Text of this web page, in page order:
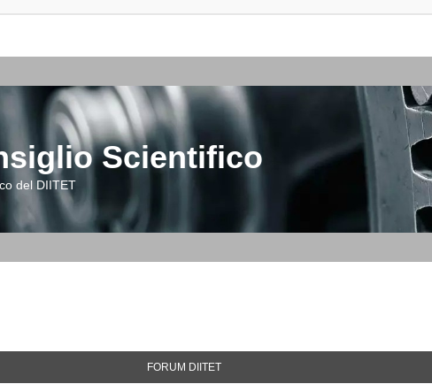
Scientifico
del DIITET
FORUM DIITET